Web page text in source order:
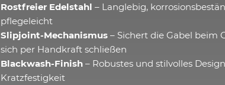
Rostfreier Edelstahl – Langlebig,
pflegeleicht
Slipjoint-Mechanismus – Sichert die Gabel beim
sich per Handkraft schließen
Blackwash-Finish – Robustes und stilvolles
Kratzfestigkeit